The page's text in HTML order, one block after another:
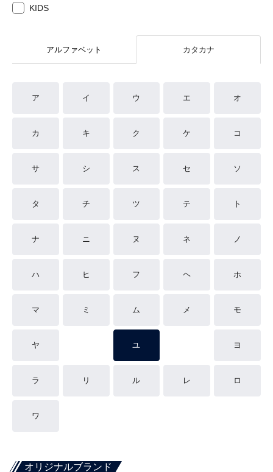
KIDS
アルファベット カタカナ
ア イ ウ エ オ
カ キ ク ケ コ
サ シ ス セ ソ
タ チ ツ テ ト
ナ ニ ヌ ネ ノ
ハ ヒ フ ヘ ホ
マ ミ ム メ モ
ヤ ユ ヨ
ラ リ ル レ ロ
ワ
オリジナルブランド